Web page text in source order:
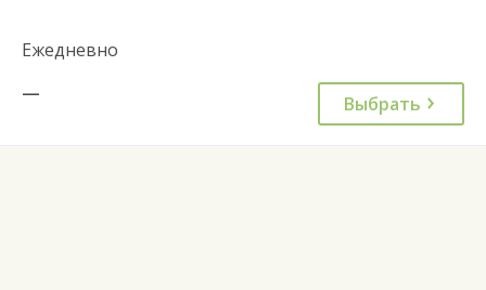
Ежедневно
—
Выбрать